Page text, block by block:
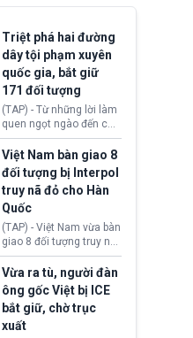
Triệt phá hai đường
dây tội phạm xuyên
quốc gia, bắt giữ
171 đối tượng
(TAP) - Từ những lời làm
quen ngọt ngào đến các
“sàn vàng ảo”, bất động
sản trực tuyến cùng
đường dây đánh bạc quy
mô lớn, hai tổ chức tội
phạm xuyên quốc gia đã
dựng lên mạng lưới hoạt
động tại Việt Nam và
Lào, lôi kéo hàng nghìn
người tham gia, luân
chuyển dòng tiền qua
nhiều lớp tài khoản. Sau
hơn 2 tuần phối hợp truy
xét, lực lượng chức năng
hai nước đã bắt giữ 171
Việt Nam bàn giao 8
đối tượng bị Interpol
truy nã đỏ cho Hàn
Quốc
(TAP) - Việt Nam vừa bàn
giao 8 đối tượng truy nã
đỏ Interpol cho lực lượng
chức năng Hàn Quốc.
Nhóm này bị xác định
lừa đảo 619 nạn nhân,
chiếm đoạt hơn 17,7 tỷ
KRW.
Vừa ra tù, người đàn
ông gốc Việt bị ICE
bắt giữ, chờ trục
xuất